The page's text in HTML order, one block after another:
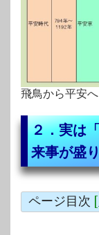
飛鳥から平安へ
２．実は
来事が盛
ページ目次 [